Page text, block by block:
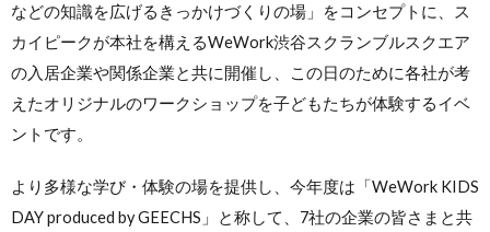
などの知識を広げるきっかけづくりの場」をコンセプトに、ス
カイピークが本社を構えるWeWork渋谷スクランブルスクエア
の入居企業や関係企業と共に開催し、この日のために各社が考
えたオリジナルのワークショップを子どもたちが体験するイベ
ントです。
より多様な学び・体験の場を提供し、今年度は「WeWork KIDS
DAY produced by GEECHS」と称して、7社の企業の皆さまと共